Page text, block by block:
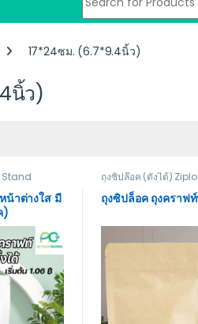
17*24ซม. (6.7*9.4นิ้ว)
นิ้ว)
Stand
น้าต่างใส มี
)
ถุงซิปล๊อค (ตั้งได้)
ถุงซิปล็อค ถุงคราฟ